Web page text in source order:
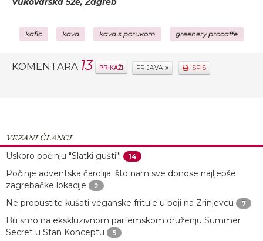
kafic kava kava s porukom greenery procaffe
KOMENTARA 13 PRIKAŽI PRIJAVA ISPIS
VEZANI ČLANCI
Uskoro počinju "Slatki gušti"!
14
Počinje adventska čarolija: što nam sve donose najljepše
zagrebačke lokacije
2
Ne propustite kušati veganske fritule u boji na Zrinjevcu 7
Bili smo na ekskluzivnom parfemskom druženju Summer
Secret u Stan Konceptu
5